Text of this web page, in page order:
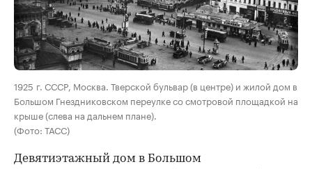
00:00 / 00:00
1925 г. СССР, Москва. Тверской бульвар (в центре) и жилой дом в
Большом Гнездниковском переулке со смотровой площадкой на
крыше (слева на дальнем плане).
(Фото: ТАСС)
Девятиэтажный дом в Большом